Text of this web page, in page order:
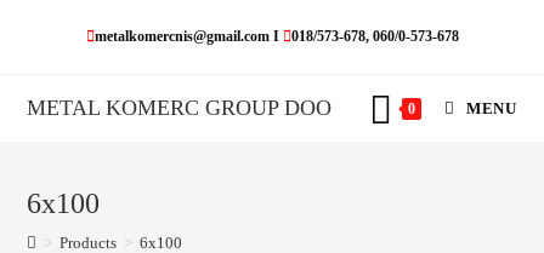
metalkomercnis@gmail.com I 018/573-678, 060/0-573-678
METAL KOMERC GROUP DOO 0 MENU
6x100
> Products > 6x100